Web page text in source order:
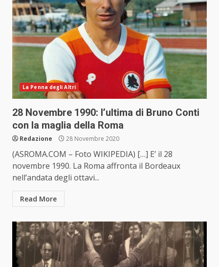
La Penna degli Altri
28 Novembre 1990: l’ultima di Bruno Conti
con la maglia della Roma
Redazione 28 Novembre 2020
(ASROMA.COM – Foto WIKIPEDIA) […] E’ il 28
novembre 1990. La Roma affronta il Bordeaux
nell’andata degli ottavi...
Read More